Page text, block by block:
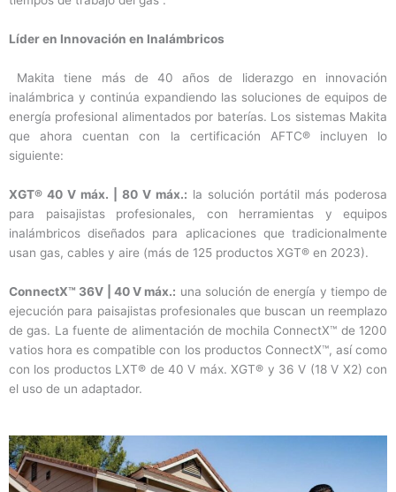
Líder en Innovación en Inalámbricos
Makita tiene más de 40 años de liderazgo en innovación
inalámbrica y continúa expandiendo las soluciones de equipos de
energía profesional alimentados por baterías. Los sistemas Makita
que ahora cuentan con la certificación AFTC® incluyen lo
siguiente:
XGT® 40 V máx. | 80 V máx.: la solución portátil más poderosa
para paisajistas profesionales, con herramientas y equipos
inalámbricos diseñados para aplicaciones que tradicionalmente
usan gas, cables y aire (más de 125 productos XGT® en 2023).
ConnectX™ 36V | 40 V máx.: una solución de energía y tiempo de
ejecución para paisajistas profesionales que buscan un reemplazo
de gas. La fuente de alimentación de mochila ConnectX™ de 1200
vatios hora es compatible con los productos ConnectX™, así como
con los productos LXT® de 40 V máx. XGT® y 36 V (18 V X2) con
el uso de un adaptador.